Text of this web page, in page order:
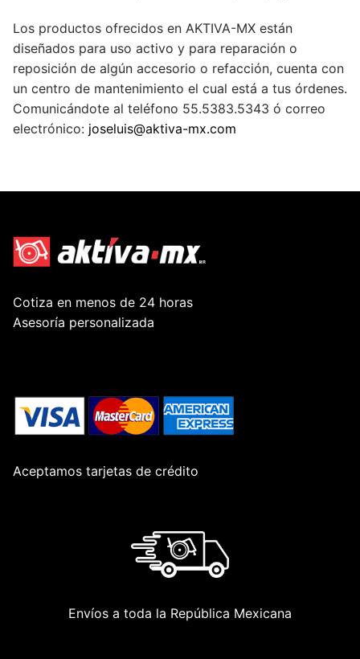
Los productos ofrecidos en AKTIVA-MX están
diseñados para uso activo y para reparación o
reposición de algún accesorio o refacción, cuenta con
un centro de mantenimiento el cual está a tus órdenes.
Comunicándote al teléfono 55.5383.5343 ó correo
electrónico: joseluis@aktiva-mx.com
Cotiza en menos de 24 horas
Asesoría personalizada
Aceptamos tarjetas de crédito
Envíos a toda la República Mexicana